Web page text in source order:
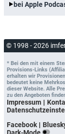
bei Apple
© 1998 - 2026
* Bei den mit einem
Provisions-Links
erhalten wir
bedeutet keine
dieser Website. Alle
zu den Angeboten
Impressum
Facebook